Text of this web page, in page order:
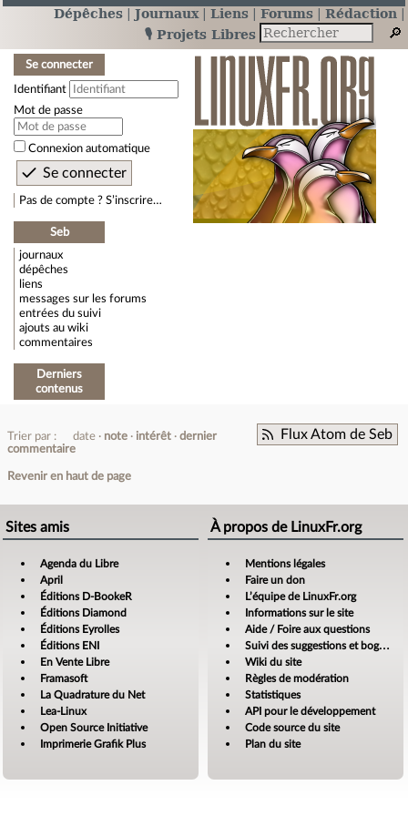
Dépêches Journaux Liens Forums
Rédaction
🎙️ Projets Libres
Se connecter
Identifiant
Mot de passe
Connexion automatique
Pas de compte ? S’inscrire…
Seb
journaux
dépêches
liens
messages sur les forums
entrées du suivi
ajouts au wiki
commentaires
Derniers
contenus
Flux Atom de Seb
Trier par : date note intérêt
dernier
commentaire
Revenir en haut de page
Sites amis
Agenda du Libre
April
Éditions D-BookeR
Éditions Diamond
Éditions Eyrolles
Éditions ENI
En Vente Libre
Framasoft
La Quadrature du Net
Lea-Linux
Open Source Initiative
Imprimerie Grafik Plus
À propos de LinuxFr.org
Mentions légales
Faire un don
L’équipe de LinuxFr.org
Informations sur le site
Aide / Foire aux questions
Suivi des suggestions et bogues
Wiki du site
Règles de modération
Statistiques
API pour le développement
Code source du site
Plan du site